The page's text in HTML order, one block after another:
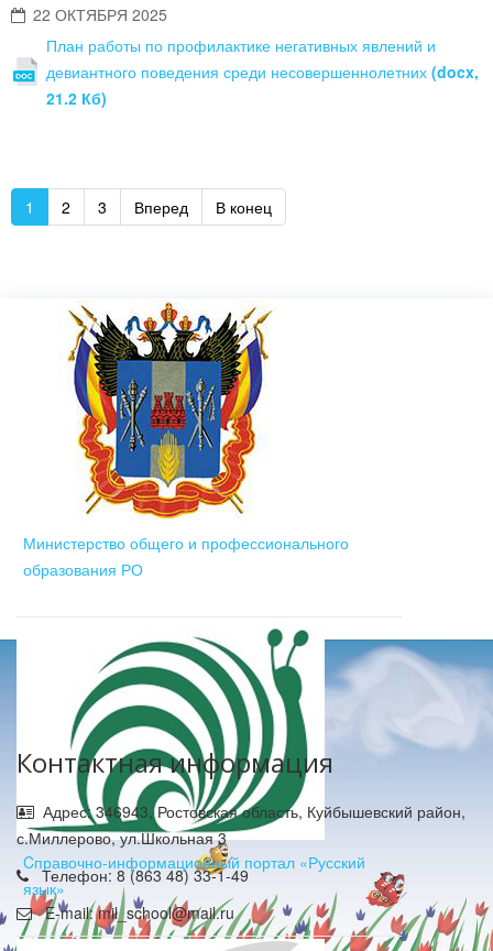
22 ОКТЯБРЯ 2025
План работы по профилактике негативных явлений и
девиантного поведения среди несовершеннолетних (docx,
21.2 Кб)
1 2 3 Вперед В конец
Министерство общего и профессионального
образования РО
Cправочно-информационный портал «Русский
язык»
Контактная информация
Адрес: 346943, Ростовская область, Куйбышевский район,
с.Миллерово, ул.Школьная 3
Телефон: 8 (863 48) 33-1-49
E-mail: mil_school@mail.ru